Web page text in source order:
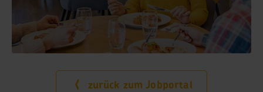
zurück zum Jobportal